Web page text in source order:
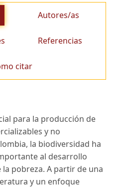
Autores/as
Referencias
citar
para la producción de
y no
la biodiversidad ha
al desarrollo
pobreza. A partir de una
y un enfoque